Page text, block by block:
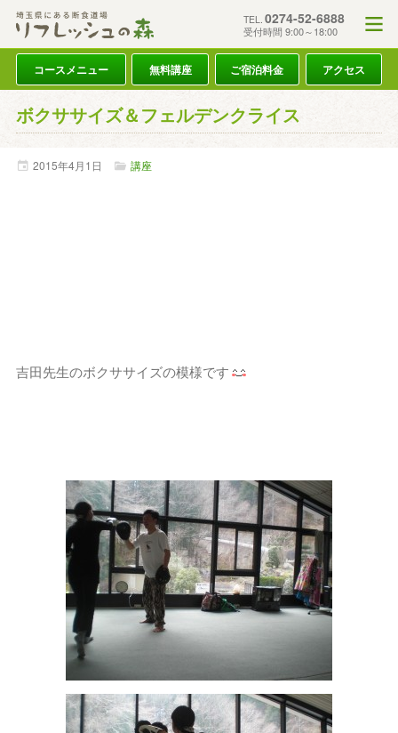
TEL. 0274-52-6888
受付時間 9:00～18:00
コースメニュー 無料講座 ご宿泊料金 アクセス
ボクササイズ＆フェルデンクライス
2015年4月1日 講座
吉田先生のボクササイズの模様です